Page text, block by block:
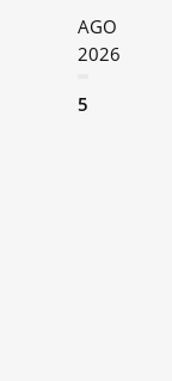
AGO
2026
5